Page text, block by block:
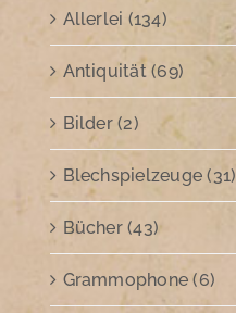
Allerlei (134)
Antiquität (69)
Bilder (2)
Blechspielzeuge (31)
Bücher (43)
Grammophone (6)